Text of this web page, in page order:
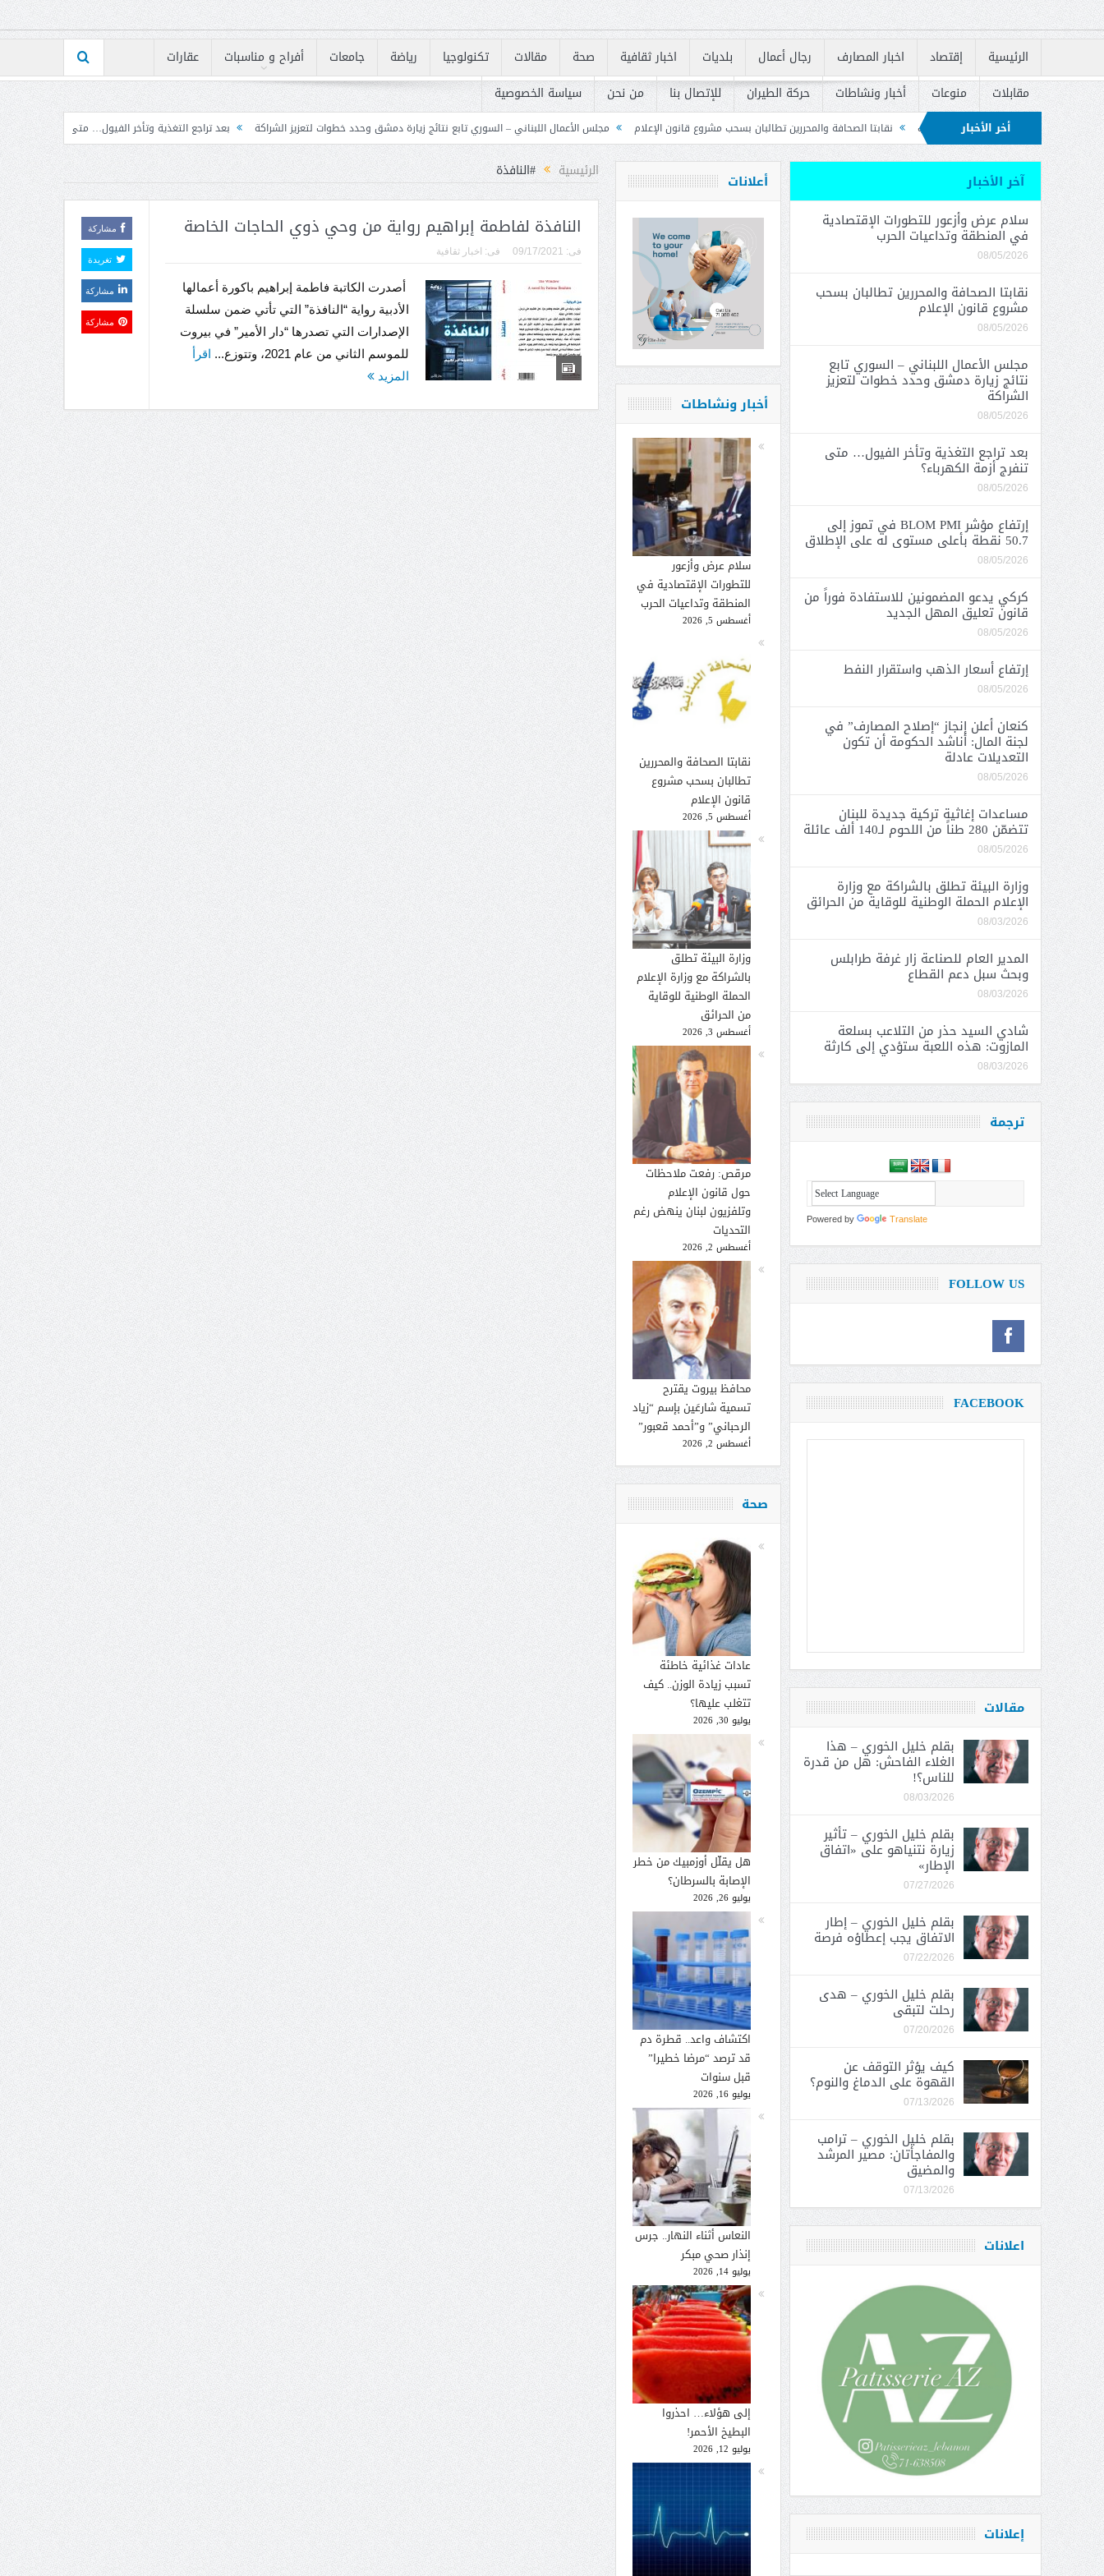
الرئيسية إقتصاد اخبار المصارف رجال أعمال بلديات اخبار ثقافية صحة مقالات تكنولوجيا رياضة جامعات أفراح و مناسبات
عقارات
مقابلات
منوعات أخبار ونشاطات حركة الطيران للإتصال بنا من نحن سياسة الخصوصية
أخر الأخبار وتداعيات الحرب نقابتا الصحافة والمحررين تطالبان بسحب مشروع قانون الإعلام مجلس الأعمال اللبناني – السوري تابع نتائج زيارة دمشق وحدد خطوات لتعزيز الشراكة بعد تراجع التغذية وتأخر الفيول… متى تنفرج أزمة الكهرباء؟
إرتفاع مؤشر BLOM PMI في تموز إلى 50.7 نقطة بأعلى مستوى له على الإطلاق
الوطنية للوقاية من الحرائق
الرئيسية #النافذة
النافذة لفاطمة إبراهيم رواية من وحي ذوي الحاجات الخاصة
فى: 09/17/2021 فى: اخبار ثقافية
أصدرت الكاتبة فاطمة إبراهيم باكورة أعمالها
الأدبية رواية “النافذة” التي تأتي ضمن سلسلة
الإصدارات التي تصدرها “دار الأمير” في بيروت
للموسم الثاني من عام 2021، وتتوزع...
اقرأ
المزيد
مشاركة
تغريدة
مشاركة
مشاركة
أعلانات
أخبار ونشاطات
سلام عرض وأزعور
للتطورات الإقتصادية في
المنطقة وتداعيات الحرب
أغسطس 5, 2026
نقابتا الصحافة والمحررين
تطالبان بسحب مشروع
قانون الإعلام
أغسطس 5, 2026
وزارة البيئة تطلق
بالشراكة مع وزارة الإعلام
الحملة الوطنية للوقاية
من الحرائق
أغسطس 3, 2026
مرقص: رفعت ملاحظات
حول قانون الإعلام
وتلفزيون لبنان ينهض رغم
التحديات
أغسطس 2, 2026
محافظ بيروت يقترح
تسمية شارعَين بإسم “زياد
الرحباني” و”أحمد قعبور”
أغسطس 2, 2026
صحة
عادات غذائية خاطئة
تسبب زيادة الوزن.. كيف
تتغلب عليها؟
يوليو 30, 2026
هل يقلّل أوزمبيك من خطر
الإصابة بالسرطان؟
يوليو 26, 2026
اكتشاف واعد.. قطرة دم
قد ترصد “مرضا خطيرا”
قبل سنوات
يوليو 16, 2026
النعاس أثناء النهار.. جرس
إنذار صحي مبكر
يوليو 14, 2026
إلى هؤلاء… احذروا
البطيخ الأحمر!
يوليو 12, 2026
آخر الأخبار
سلام عرض وأزعور للتطورات الإقتصادية
في المنطقة وتداعيات الحرب
08/05/2026
نقابتا الصحافة والمحررين تطالبان بسحب
مشروع قانون الإعلام
08/05/2026
مجلس الأعمال اللبناني – السوري تابع
نتائج زيارة دمشق وحدد خطوات لتعزيز
الشراكة
08/05/2026
بعد تراجع التغذية وتأخر الفيول… متى
تنفرج أزمة الكهرباء؟
08/05/2026
إرتفاع مؤشر BLOM PMI في تموز إلى
50.7 نقطة بأعلى مستوى له على الإطلاق
08/05/2026
كركي يدعو المضمونين للاستفادة فوراً من
قانون تعليق المهل الجديد
08/05/2026
إرتفاع أسعار الذهب واستقرار النفط
08/05/2026
كنعان أعلن إنجاز “إصلاح المصارف” في
لجنة المال: أناشد الحكومة أن تكون
التعديلات عادلة
08/05/2026
مساعدات إغاثية تركية جديدة للبنان
تتضمّن 280 طناً من اللحوم لـ140 ألف عائلة
08/05/2026
وزارة البيئة تطلق بالشراكة مع وزارة
الإعلام الحملة الوطنية للوقاية من الحرائق
08/03/2026
المدير العام للصناعة زار غرفة طرابلس
وبحث سبل دعم القطاع
08/03/2026
شادي السيد حذر من التلاعب بسلعة
المازوت: هذه اللعبة ستؤدي إلى كارثة
08/03/2026
ترجمة
Powered by Translate
FOLLOW US
FACEBOOK
مقالات
بقلم خليل الخوري – هذا
الغلاء الفاحش: هل من قدرة
للناس؟!
08/03/2026
بقلم خليل الخوري – تأثير
زيارة نتنياهو على «اتفاق
الإطار»
07/27/2026
بقلم خليل الخوري – إطار
الاتفاق يجب إعطاؤه فرصة
07/22/2026
بقلم خليل الخوري – هدى
رحلت لتبقى
07/20/2026
كيف يؤثر التوقف عن
القهوة على الدماغ والنوم؟
07/13/2026
بقلم خليل الخوري – ترامب
والمفاجأتان: مصير المرشد
والمضيق
07/13/2026
اعلانات
إعلانات